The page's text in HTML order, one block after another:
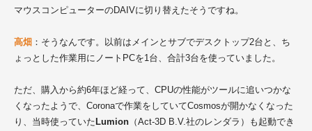
マウスコンピューターのDAIVに切り替えたそうですね。
高畑 ：そうなんです。以前はメインとサブでデスクトップ2台と、ち
ょっとした作業用にノートPCを1台、合計3台を使っていました。
ただ、購入から約6年ほど経って、CPUの性能がツールに追いつかな
くなったようで、Coronaで作業をしていてCosmosが開かなくなった
り、当時使っていたLumion （Act-3D B.V.社のレンダラ）も起動でき